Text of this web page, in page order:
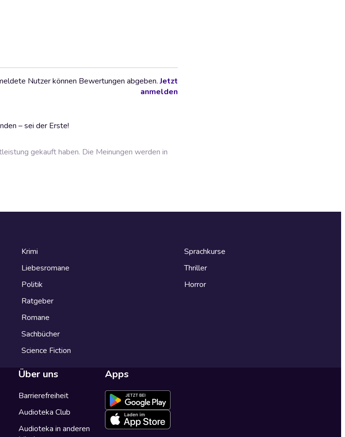
– sei der Erste!
Nutzer können Bewertungen abgeben.Jetzt
anmelden
gekauft haben. Die Meinungen werden in
Krimi
Liebesromane
Politik
Ratgeber
Romane
Sachbücher
Science Fiction
Sprachkurse
Thriller
Horror
Über uns
Barrierefreiheit
Audioteka Club
Audioteka in anderen
Apps